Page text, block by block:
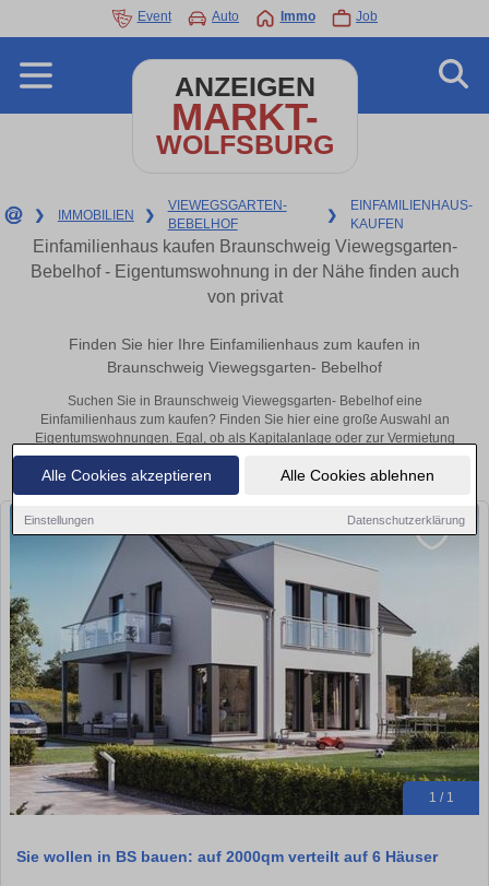
Alle Cookies akzeptieren Alle Cookies ablehnen
Einstellungen Datenschutzerklärung
Event Auto Immo Job
ANZEIGEN
MARKT-
WOLFSBURG
❯ IMMOBILIEN ❯
VIEWEGSGARTEN-
BEBELHOF
❯
EINFAMILIENHAUS-
KAUFEN
Einfamilienhaus kaufen Braunschweig Viewegsgarten-
Bebelhof - Eigentumswohnung in der Nähe finden auch
von privat
Finden Sie hier Ihre Einfamilienhaus zum kaufen in
Braunschweig Viewegsgarten- Bebelhof
Suchen Sie in Braunschweig Viewegsgarten- Bebelhof eine
Einfamilienhaus zum kaufen? Finden Sie hier eine große Auswahl an
Eigentumswohnungen. Egal, ob als Kapitalanlage oder zur Vermietung
– hier finden Sie Ihre Immobilie in Braunschweig Viewegsgarten-
Bebelhof oder in der Nähe.
1 / 1
Sie wollen in BS bauen: auf 2000qm verteilt auf 6 Häuser